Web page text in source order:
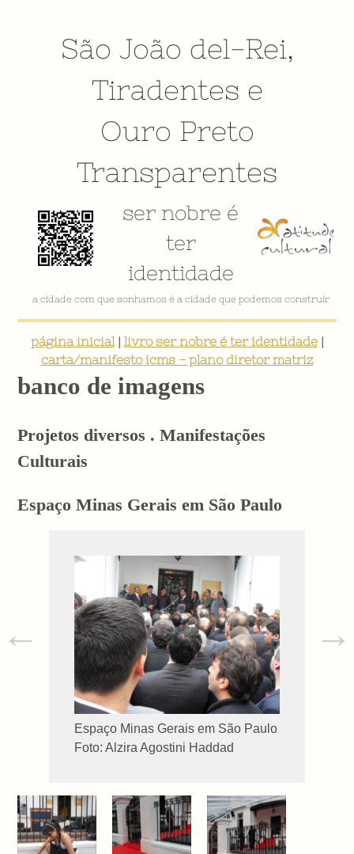
São João del-Rei,
Tiradentes e
Ouro Preto
Transparentes
ser nobre é
ter
identidade
a cidade com que sonhamos é a cidade que podemos construir
página inicial| livro ser nobre é ter identidade|
carta/manifesto icms - plano diretor matriz
banco de imagens
Projetos diversos . Manifestações
Culturais
Espaço Minas Gerais em São Paulo
Espaço Minas Gerais em São Paulo
Foto: Alzira Agostini Haddad
← →